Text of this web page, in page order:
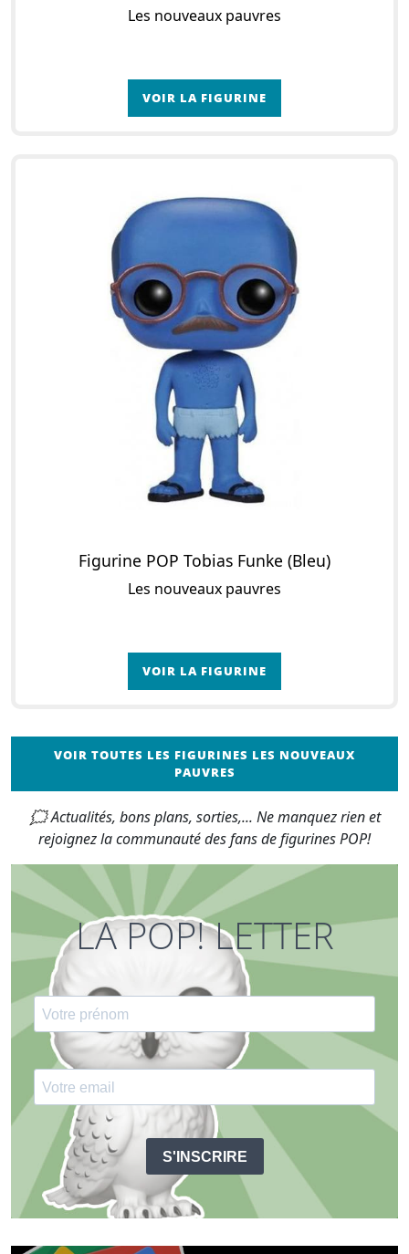
Les nouveaux pauvres
VOIR LA FIGURINE
Figurine POP Tobias Funke (Bleu)
Les nouveaux pauvres
VOIR LA FIGURINE
VOIR TOUTES LES FIGURINES LES NOUVEAUX
PAUVRES
🗯 Actualités, bons plans, sorties,... Ne manquez rien et
rejoignez la communauté des fans de figurines POP!
LA POP! LETTER
S'INSCRIRE